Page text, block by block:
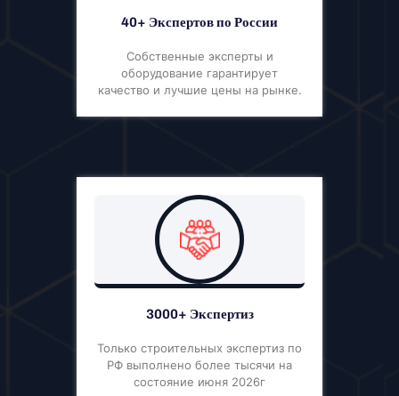
40+ Экспертов по России
Собственные эксперты и
оборудование гарантирует
качество и лучшие цены на рынке.
3000+ Экспертиз
Только строительных экспертиз по
РФ выполнено более тысячи на
состояние июня 2026г